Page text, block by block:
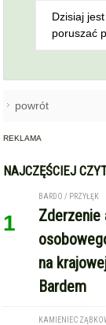
Dzisiaj
poruszać
powrót
REKLAMA
NAJCZĘŚCIEJ
1
BARDO / PRZYŁĘK
Zderzenie
na
Bardem
KAMIENIEC